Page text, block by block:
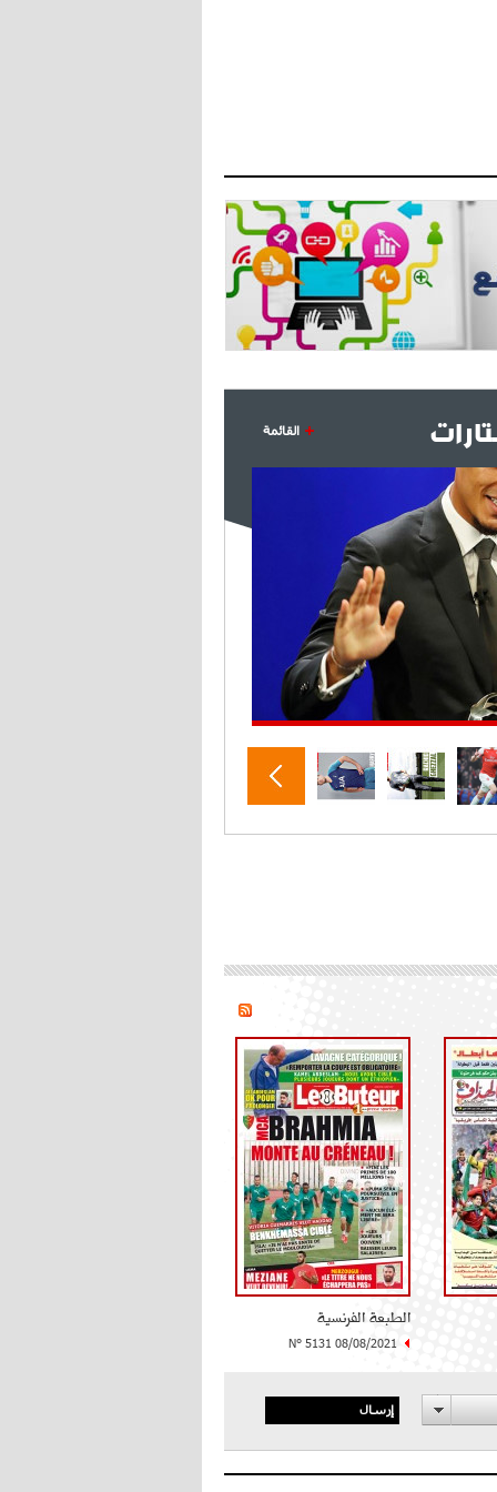
لوكاتيلي يؤكد نيته في الانتقال إلى
18:10
- 2021/07/25
أنشيلوتي يصر على جلب كيليني
وقدوم الإيطالي يقترب
القائمة
الطبعة الفرنسية
N° 5131 08/08/2021
إرسال